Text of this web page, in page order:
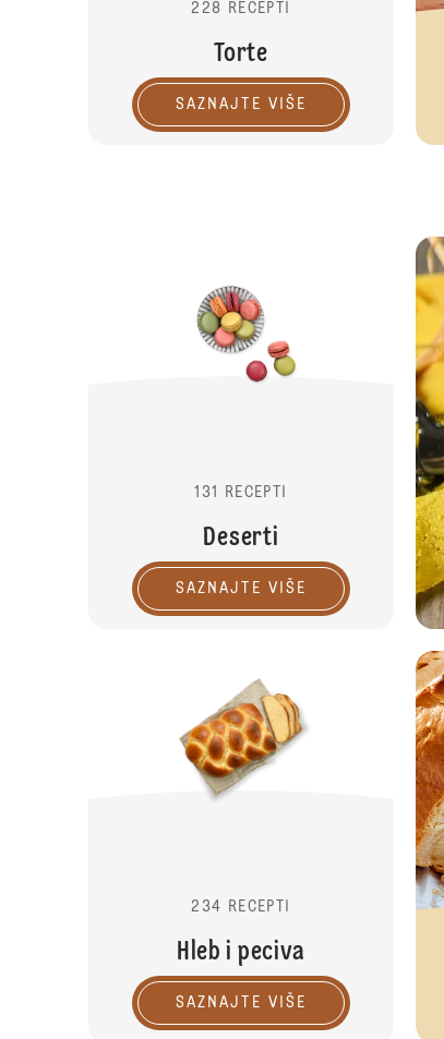
228 RECEPTI
Torte
SAZNAJTE VIŠE
131 RECEPTI
Deserti
SAZNAJTE VIŠE
234 RECEPTI
Hleb i peciva
SAZNAJTE VIŠE